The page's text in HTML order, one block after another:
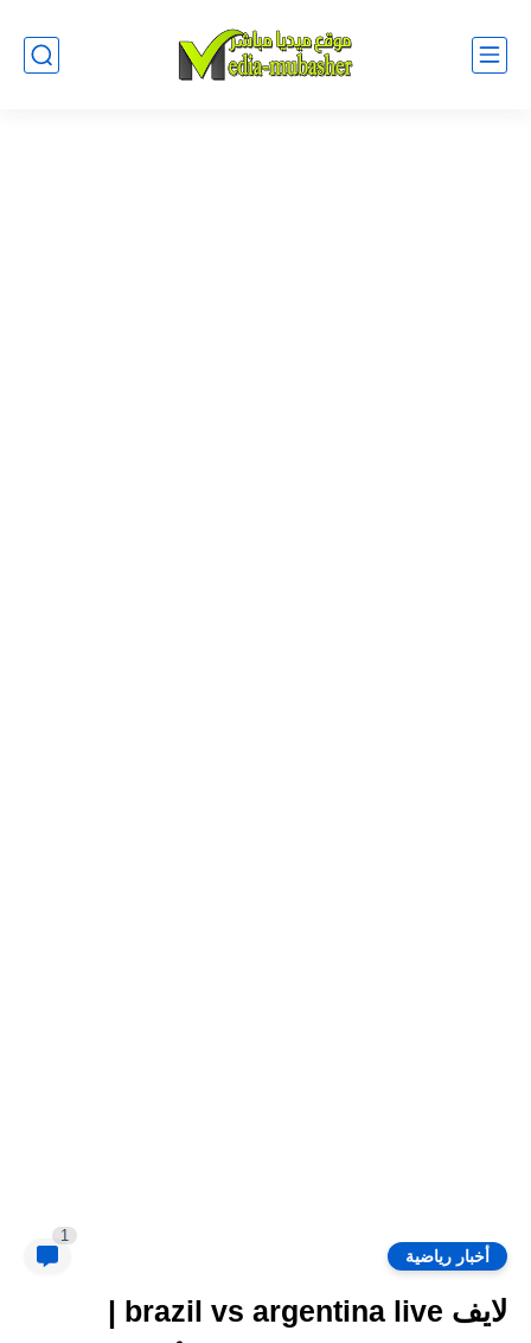
أخبار رياضية
1
لايف brazil vs argentina live |